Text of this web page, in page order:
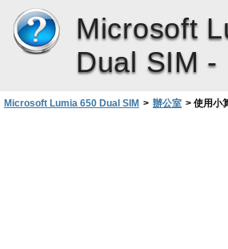
Microsoft
Dual SIM -
Microsoft Lumia 650 Dual SIM > 辦公室 > 使用小